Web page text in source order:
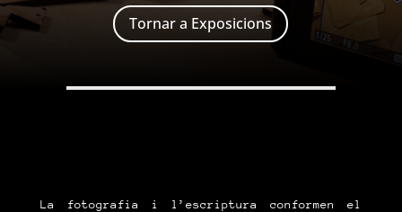
Tornar a Exposicions
La fotografia i l’escriptura conformen el